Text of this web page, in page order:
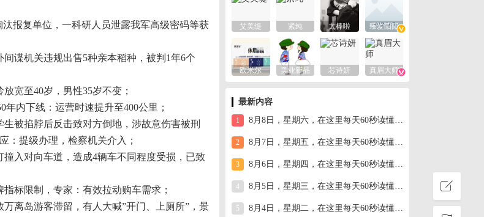
报复单位，一科研人员泄露我军高级密码等获
谍机关违规出售5种亲本稻种，被判1年6个
宽至40岁，男性35岁不变；
年内下线：运营时速提升至400公里；
被掐脖后反击致对方倒地，涉故意伤害被刑
：提级办理，检察机关介入；
入对向车道，造成4辆车不同程度受损，已致
标限制，专家：有效拉动购车需求；
离岛游客滞留，有人大喊”开门、上厕所”，景
艾美缇 紧纯 太棒啦 臻爱阳阳
欧米尔 美业新品 芯诗妍 真眉大师
最新内容
1 8月8日，星期六，在这里每天60秒读懂世界！
2 8月7日，星期五，在这里每天60秒读懂世界！
3 8月6日，星期四，在这里每天60秒读懂世界！
4 8月5日，星期三，在这里每天60秒读懂世界！
5 8月4日，星期二，在这里每天60秒读懂世界！